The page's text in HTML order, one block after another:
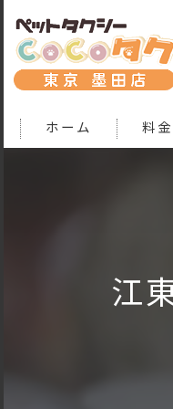
ホーム 料
江